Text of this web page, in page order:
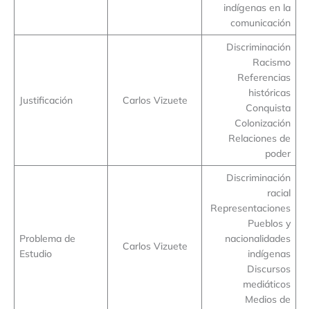
indígenas en la
comunicación
Justificación Carlos Vizuete
Discriminación
Racismo
Referencias
históricas
Conquista
Colonización
Relaciones de
poder
Problema de
Estudio
Carlos Vizuete
Discriminación
racial
Representaciones
Pueblos y
nacionalidades
indígenas
Discursos
mediáticos
Medios de